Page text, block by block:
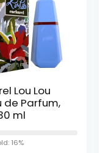
Lou Lou
de Parfum,
ml
16%